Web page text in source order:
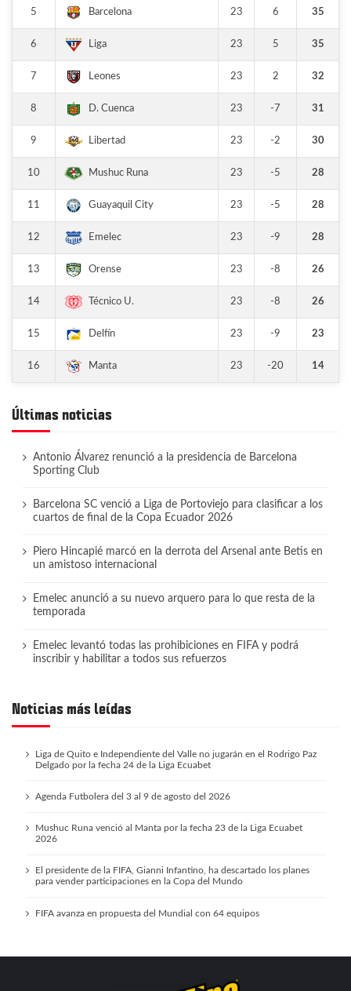
5 Barcelona 23 6 35
6 Liga 23 5 35
7 Leones 23 2 32
8 D. Cuenca 23 -7 31
9 Libertad 23 -2 30
10 Mushuc Runa 23 -5 28
11 Guayaquil City 23 -5 28
12 Emelec 23 -9 28
13 Orense 23 -8 26
14 Técnico U. 23 -8 26
15 Delfín 23 -9 23
16 Manta 23 -20 14
Últimas noticias
Antonio Álvarez renunció a la presidencia de Barcelona
Sporting Club
Barcelona SC venció a Liga de Portoviejo para clasificar a los
cuartos de final de la Copa Ecuador 2026
Piero Hincapié marcó en la derrota del Arsenal ante Betis en
un amistoso internacional
Emelec anunció a su nuevo arquero para lo que resta de la
temporada
Emelec levantó todas las prohibiciones en FIFA y podrá
inscribir y habilitar a todos sus refuerzos
Noticias más leídas
Liga de Quito e Independiente del Valle no jugarán en el Rodrigo Paz
Delgado por la fecha 24 de la Liga Ecuabet
Agenda Futbolera del 3 al 9 de agosto del 2026
Mushuc Runa venció al Manta por la fecha 23 de la Liga Ecuabet
2026
El presidente de la FIFA, Gianni Infantino, ha descartado los planes
para vender participaciones en la Copa del Mundo
FIFA avanza en propuesta del Mundial con 64 equipos